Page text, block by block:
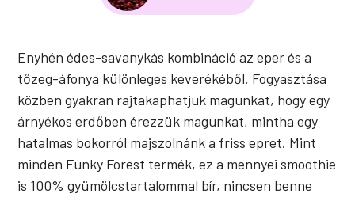
Enyhén édes-savanykás kombináció az eper és a
tőzeg-áfonya különleges keverékéből. Fogyasztása
közben gyakran rajtakaphatjuk magunkat, hogy egy
árnyékos erdőben érezzük magunkat, mintha egy
hatalmas bokorról majszolnánk a friss epret. Mint
minden Funky Forest termék, ez a mennyei smoothie
is 100% gyümölcstartalommal bír, nincsen benne